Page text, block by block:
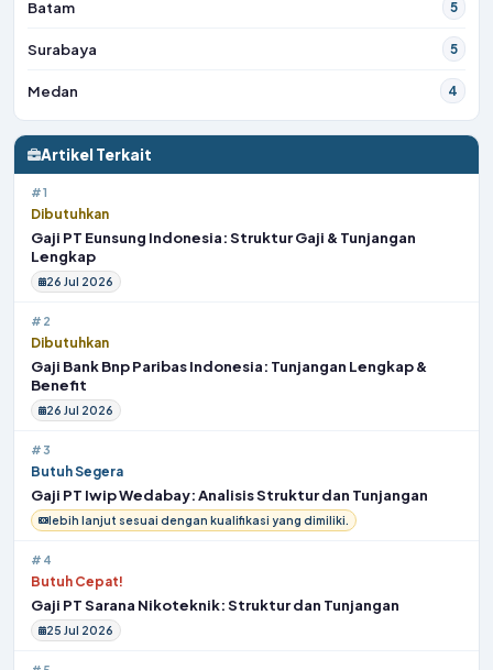
Batam 5
Surabaya 5
Medan 4
Artikel Terkait
#1
Dibutuhkan
Gaji PT Eunsung Indonesia: Struktur Gaji & Tunjangan
Lengkap
26 Jul 2026
#2
Dibutuhkan
Gaji Bank Bnp Paribas Indonesia: Tunjangan Lengkap &
Benefit
26 Jul 2026
#3
Butuh Segera
Gaji PT Iwip Wedabay: Analisis Struktur dan Tunjangan
lebih lanjut sesuai dengan kualifikasi yang dimiliki.
#4
Butuh Cepat!
Gaji PT Sarana Nikoteknik: Struktur dan Tunjangan
25 Jul 2026